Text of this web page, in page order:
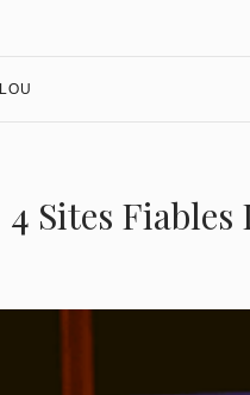
LOU
4 Sites